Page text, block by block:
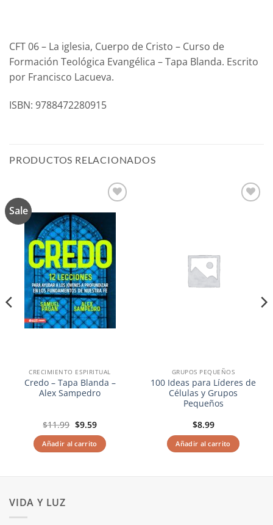
CFT 06 – La iglesia, Cuerpo de Cristo – Curso de
Formación Teológica Evangélica – Tapa Blanda. Escrito
por Francisco Lacueva.
ISBN: 9788472280915
PRODUCTOS RELACIONADOS
Sale
lista de
deseos
CRECIMIENTO ESPIRITUAL
Credo – Tapa Blanda –
Alex Sampedro
$11.99 El
original
era:
$11.99.
$9.59El
actual
es:
$9.59.
Añadir al carrito
GRUPOS PEQUEÑOS
100 Ideas para Líderes de
Células y Grupos
Pequeños
$8.99
Añadir al carrito
VIDA Y LUZ